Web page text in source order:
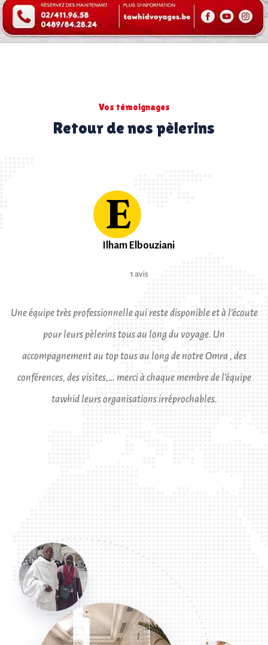
Vos témoignages
Retour de nos pèlerins
Rabia Aissa
1 avis
Meilleure agence de voyage. J'ai fait mon hajj avec eux al
hamdulillah, ils ont été professionnels, amicaux et très
attachant. Si je devais le refaire, ce serait avec eux sans
doute. Ils ont été la de A à Z, nous étions une famille. Que
les récompense